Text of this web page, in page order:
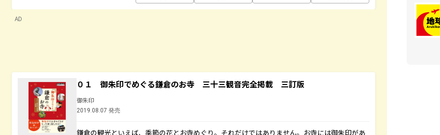
AD
０１ 御朱印でめぐる鎌倉のお寺 三十三観音完全掲載 三訂版
御朱印
2019.08.07 発売
鎌倉の観光といえば、季節の花とお寺めぐり。それだけではありません。お寺には御朱印があ